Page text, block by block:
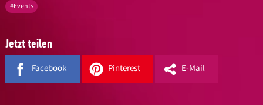
#Events
Jetzt teilen
Facebook Pinterest E-Mail